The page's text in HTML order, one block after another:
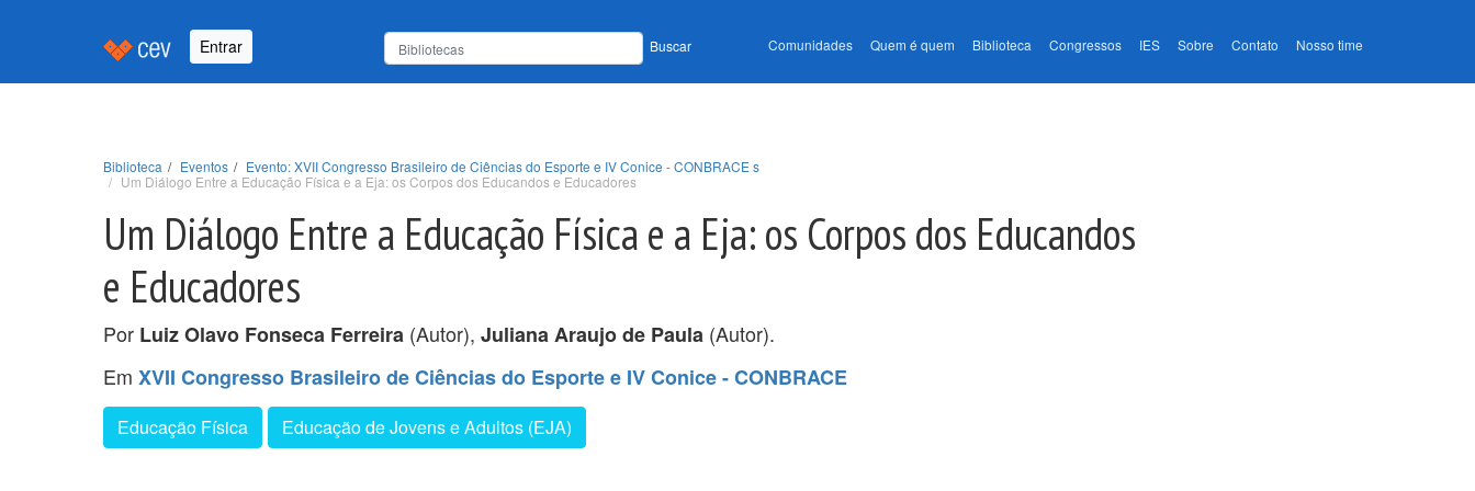
Entrar Buscar Comunidades Quem é quem Biblioteca Congressos IES Sobre Contato Nosso time
Biblioteca Eventos
Evento: XVII Congresso Brasileiro de Ciências do Esporte e IV Conice - CONBRACE s
Um Diálogo Entre a Educação Física e a Eja: os Corpos dos Educandos e Educadores
Um Diálogo Entre a Educação Física e a Eja: os Corpos dos Educandos
e Educadores
Por Luiz Olavo Fonseca Ferreira (Autor), Juliana Araujo de Paula (Autor).
Em XVII Congresso Brasileiro de Ciências do Esporte e IV Conice - CONBRACE
Educação Física Educação de Jovens e Adultos (EJA)